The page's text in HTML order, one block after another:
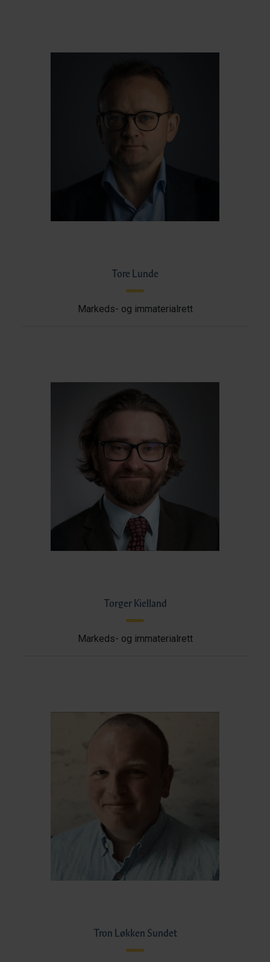
Tore Lunde
Markeds- og immaterialrett
Torger Kielland
Markeds- og immaterialrett
Tron Løkken Sundet